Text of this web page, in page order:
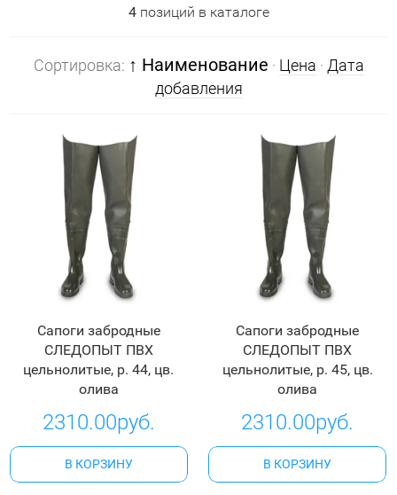
4позиций в каталоге
Сортировка: ↑ Наименование · Цена · Дата
добавления
Сапоги забродные
СЛЕДОПЫТ ПВХ
цельнолитые, р. 44, цв.
олива
2310.00руб.
В КОРЗИНУ
Сапоги забродные
СЛЕДОПЫТ ПВХ
цельнолитые, р. 45, цв.
олива
2310.00руб.
В КОРЗИНУ